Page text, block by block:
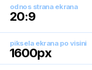
odnos strana ekrana
20:9
piksela ekrana po visini
1600px